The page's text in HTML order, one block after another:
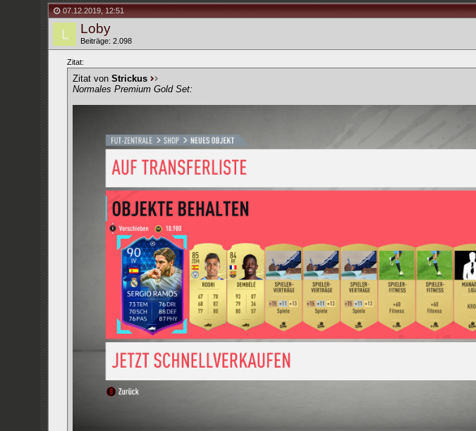
07.12.2019,12:51
Loby
Beiträge: 2.098
Zitat:
Zitat von Strickus
Normales Premium Gold Set: